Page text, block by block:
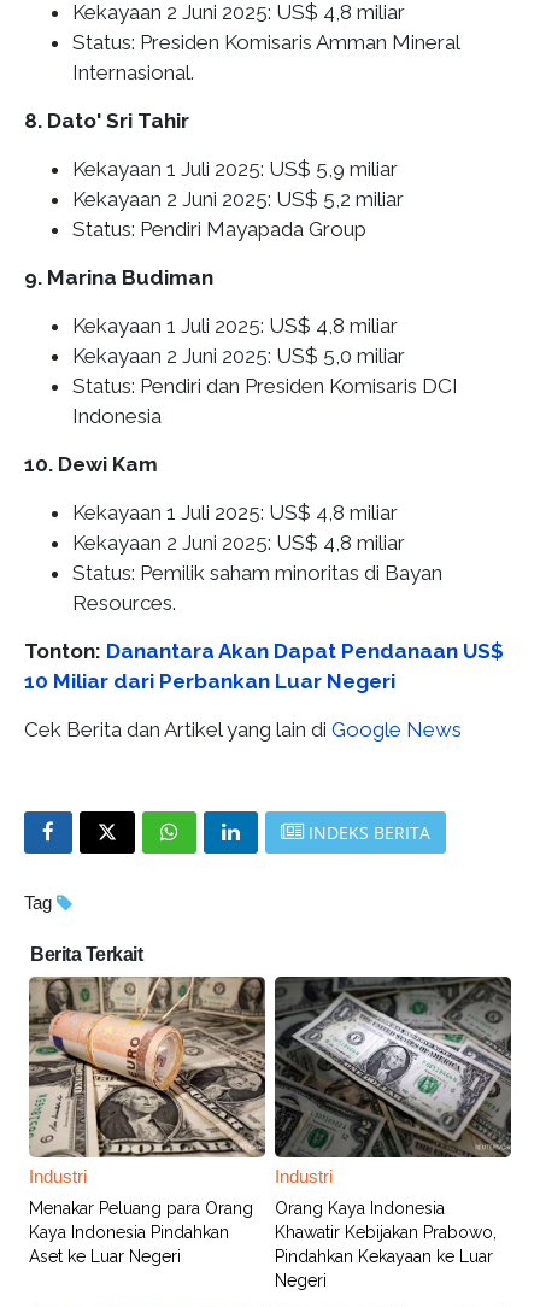
Kekayaan 2 Juni 2025: US$ 4,8 miliar
Status: Presiden Komisaris Amman Mineral
Internasional.
8. Dato' Sri Tahir
Kekayaan 1 Juli 2025: US$ 5,9 miliar
Kekayaan 2 Juni 2025: US$ 5,2 miliar
Status: Pendiri Mayapada Group
9. Marina Budiman
Kekayaan 1 Juli 2025: US$ 4,8 miliar
Kekayaan 2 Juni 2025: US$ 5,0 miliar
Status: Pendiri dan Presiden Komisaris DCI
Indonesia
10. Dewi Kam
Kekayaan 1 Juli 2025: US$ 4,8 miliar
Kekayaan 2 Juni 2025: US$ 4,8 miliar
Status: Pemilik saham minoritas di Bayan
Resources.
Tonton: Danantara Akan Dapat Pendanaan US$
10 Miliar dari Perbankan Luar Negeri
Cek Berita dan Artikel yang lain di Google News
INDEKS BERITA
Tag
Berita Terkait
Industri
Menakar Peluang para Orang
Kaya Indonesia Pindahkan
Aset ke Luar Negeri
Industri
Orang Kaya Indonesia
Khawatir Kebijakan Prabowo,
Pindahkan Kekayaan ke Luar
Negeri